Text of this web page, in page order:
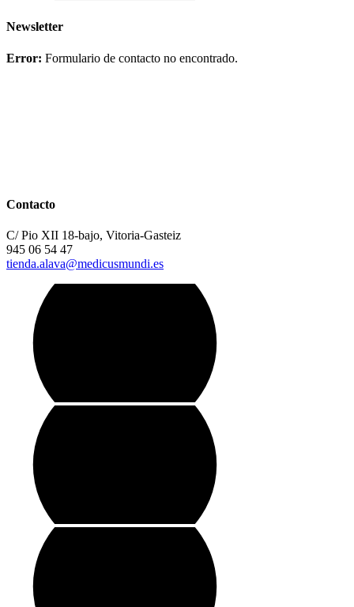
Newsletter
Error: Formulario de contacto no encontrado.
Contacto
C/ Pio XII 18-bajo, Vitoria-Gasteiz
945 06 54 47
tienda.alava@medicusmundi.es